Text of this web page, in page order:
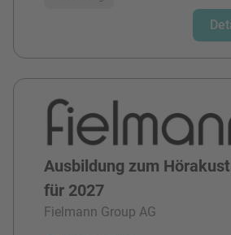
Ausbildung zum
für 2027
Fielmann Group AG